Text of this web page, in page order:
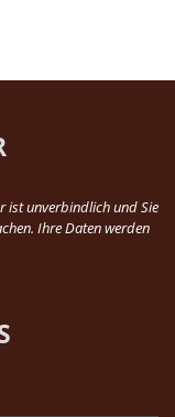
ist unverbindlich und Sie
Ihre Daten werden